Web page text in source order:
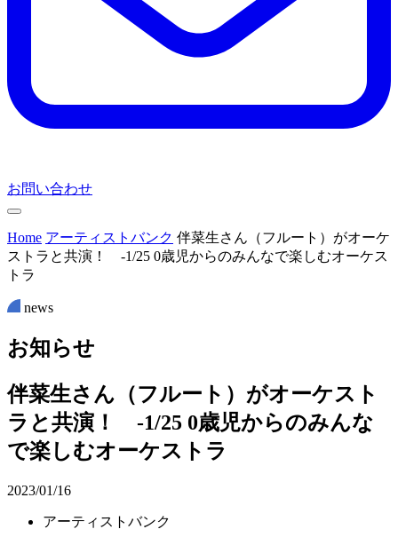
お問い合わせ
Home アーティストバンク 伴菜生さん（フルート）がオーケ
ストラと共演！ -1/25 0歳児からのみんなで楽しむオーケス
トラ
news
お知らせ
伴菜生さん（フルート）がオーケスト
ラと共演！ -1/25 0歳児からのみんな
で楽しむオーケストラ
2023/01/16
アーティストバンク